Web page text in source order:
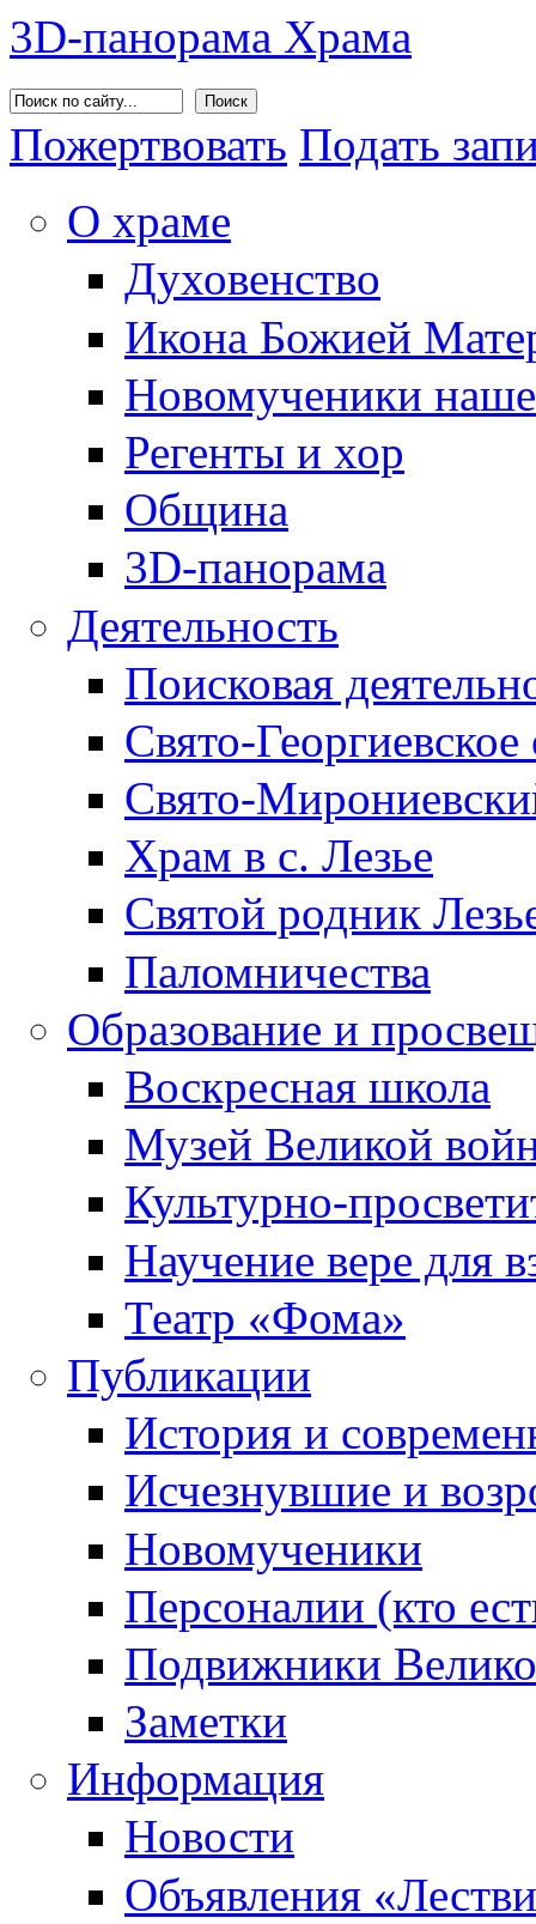
3D-панорама Храма
Пожертвовать Подать
О храме
Духовенство
Икона Божией
Новомученики
Регенты и хор
Община
3D-панорама
Деятельность
Поисковая
Свято-Георгиевское
Свято-
Храм в с. Лезье
Святой родник
Паломничества
Образование и
Воскресная школа
Музей Великой
Культурно-
Научение вере для
Театр «Фома»
Публикации
История и
Исчезнувшие и
Новомученики
Персоналии (кто
Подвижники
Заметки
Информация
Новости
Объявления